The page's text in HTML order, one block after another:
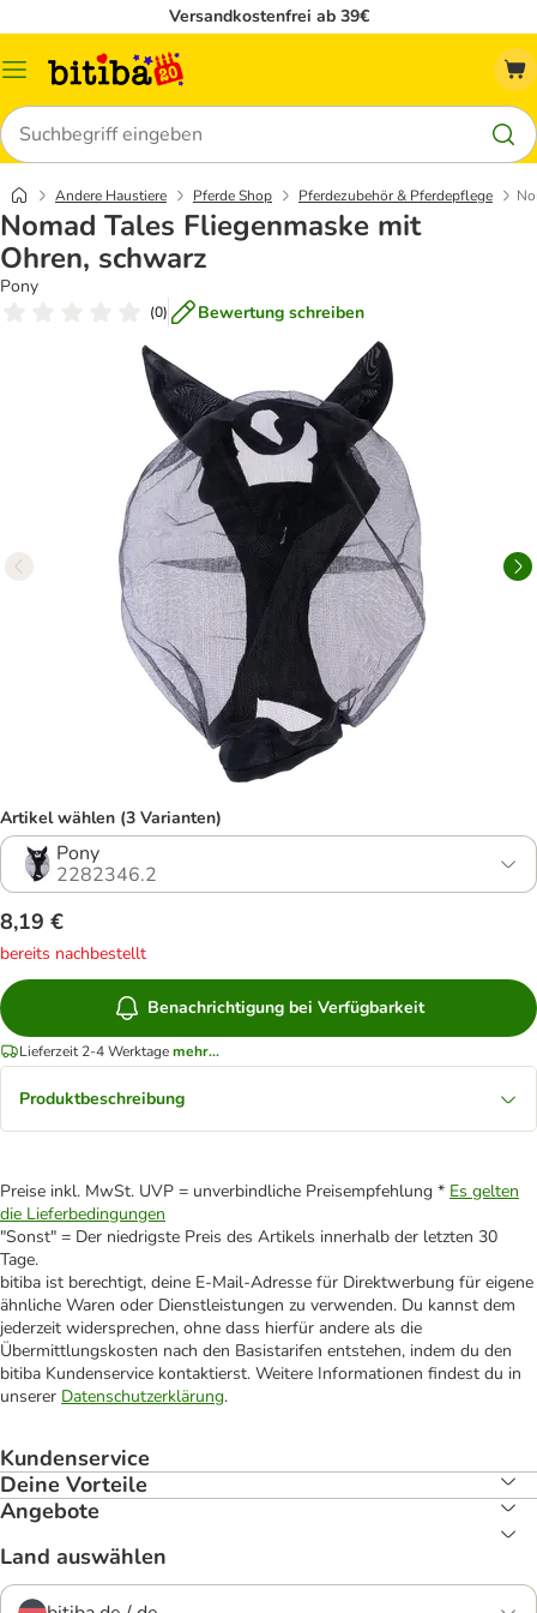
Versandkostenfrei ab 39€
Menü
Suchen
Andere Haustiere Pferde Shop Pferdezubehör & Pferdepflege
Nomad Tales Fliegenmaske mit
Ohren, schwarz
Pony
(0) Bewertung schreiben
Artikel wählen (3 Varianten)
Pony
2282346.2
8,19 €
bereits nachbestellt
Benachrichtigung bei Verfügbarkeit
Lieferzeit 2-4 Werktagemehr...
Produktbeschreibung
Preise inkl. MwSt. UVP = unverbindliche Preisempfehlung * Es gelten
die Lieferbedingungen
"Sonst" = Der niedrigste Preis des Artikels innerhalb der letzten 30
Tage.
bitiba ist berechtigt, deine E-Mail-Adresse für Direktwerbung für eigene
ähnliche Waren oder Dienstleistungen zu verwenden. Du kannst dem
jederzeit widersprechen, ohne dass hierfür andere als die
Übermittlungskosten nach den Basistarifen entstehen, indem du den
bitiba Kundenservice kontaktierst. Weitere Informationen findest du in
unserer Datenschutzerklärung.
Kundenservice
Deine Vorteile
Angebote
Land auswählen